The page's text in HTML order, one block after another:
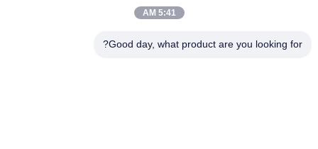
العنوان
5:41 AM
Good day, what product are you looking for?